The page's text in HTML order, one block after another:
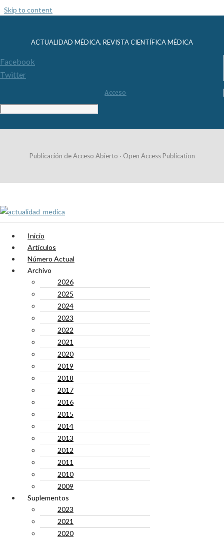
Skip to content
ACTUALIDAD MÉDICA. REVISTA CIENTÍFICA MÉDICA
Facebook
Twitter
Acceso
Publicación de Acceso Abierto · Open Access Publication
Inicio
Artículos
Número Actual
Archivo
2026
2025
2024
2023
2022
2021
2020
2019
2018
2017
2016
2015
2014
2013
2012
2011
2010
2009
Suplementos
2023
2021
2020